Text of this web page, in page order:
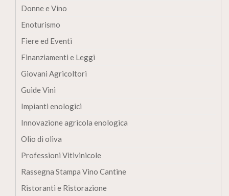
Donne e Vino
Enoturismo
Fiere ed Eventi
Finanziamenti e Leggi
Giovani Agricoltori
Guide Vini
Impianti enologici
Innovazione agricola enologica
Olio di oliva
Professioni Vitivinicole
Rassegna Stampa Vino Cantine
Ristoranti e Ristorazione